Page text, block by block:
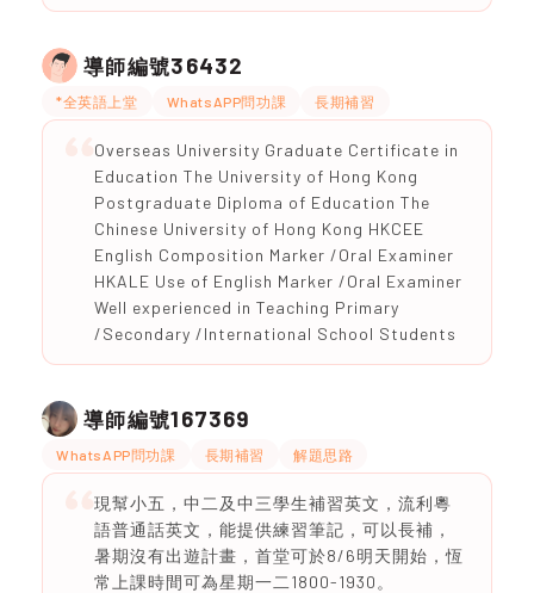
導師編號36432
*全英語上堂 WhatsAPP問功課 長期補習
Overseas University Graduate Certificate in
Education The University of Hong Kong
Postgraduate Diploma of Education The
Chinese University of Hong Kong HKCEE
English Composition Marker /Oral Examiner
HKALE Use of English Marker /Oral Examiner
Well experienced in Teaching Primary
/Secondary /International School Students
導師編號167369
WhatsAPP問功課 長期補習 解題思路
現幫小五，中二及中三學生補習英文，流利粵
語普通話英文，能提供練習筆記，可以長補，
暑期沒有出遊計畫，首堂可於8/6明天開始，恆
常上課時間可為星期一二1800-1930。